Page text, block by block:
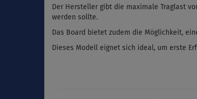
Der Hersteller gibt die maximale Traglast
werden sollte.
Das Board bietet zudem die Möglichkeit,
Dieses Modell eignet sich ideal, um erste